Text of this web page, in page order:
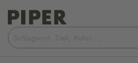
Suchbegriff
eingeben